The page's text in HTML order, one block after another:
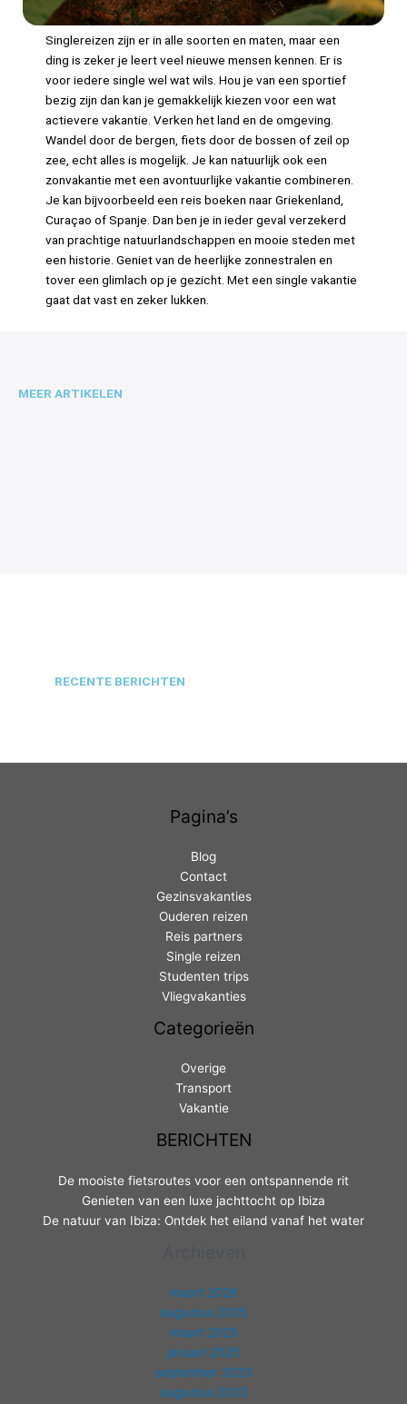
Singlereizen zijn er in alle soorten en maten, maar een
ding is zeker je leert veel nieuwe mensen kennen. Er is
voor iedere single wel wat wils. Hou je van een sportief
bezig zijn dan kan je gemakkelijk kiezen voor een wat
actievere vakantie. Verken het land en de omgeving.
Wandel door de bergen, fiets door de bossen of zeil op
zee, echt alles is mogelijk. Je kan natuurlijk ook een
zonvakantie met een avontuurlijke vakantie combineren.
Je kan bijvoorbeeld een reis boeken naar Griekenland,
Curaçao of Spanje. Dan ben je in ieder geval verzekerd
van prachtige natuurlandschappen en mooie steden met
een historie. Geniet van de heerlijke zonnestralen en
tover een glimlach op je gezicht. Met een single vakantie
gaat dat vast en zeker lukken.
MEER ARTIKELEN
RECENTE BERICHTEN
Pagina’s
Blog
Contact
Gezinsvakanties
Ouderen reizen
Reis partners
Single reizen
Studenten trips
Vliegvakanties
Categorieën
Overige
Transport
Vakantie
BERICHTEN
De mooiste fietsroutes voor een ontspannende rit
Genieten van een luxe jachttocht op Ibiza
De natuur van Ibiza: Ontdek het eiland vanaf het water
maart 2026
augustus 2025
maart 2025
januari 2025
september 2023
augustus 2023